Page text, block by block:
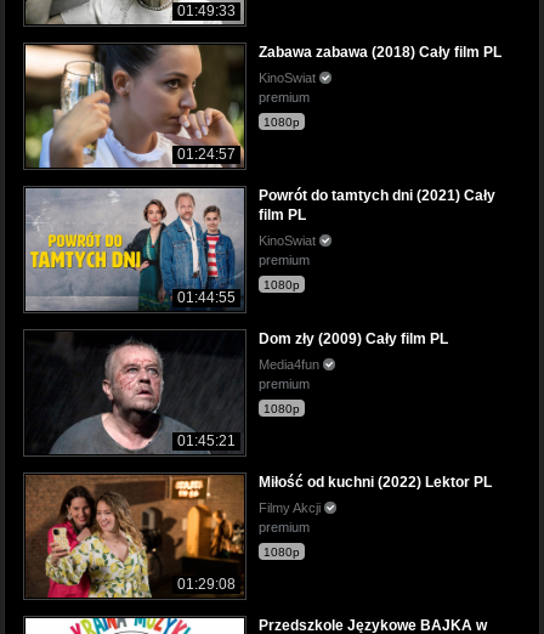
01:49:33
01:24:57
Zabawa zabawa (2018) Cały film PL
KinoSwiat
premium
1080p
01:44:55
Powrót do tamtych dni (2021) Cały
film PL
KinoSwiat
premium
1080p
01:45:21
Dom zły (2009) Cały film PL
Media4fun
premium
1080p
01:29:08
Miłość od kuchni (2022) Lektor PL
Filmy Akcji
premium
1080p
Przedszkole Językowe BAJKA w